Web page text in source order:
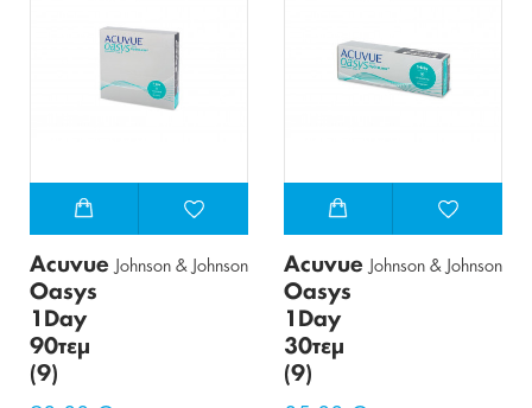
Acuvue
Oasys
1Day
90τεμ
(9)
Johnson & Johnson
Acuvue
Oasys
1Day
30τεμ
(9)
Johnson & Johnson